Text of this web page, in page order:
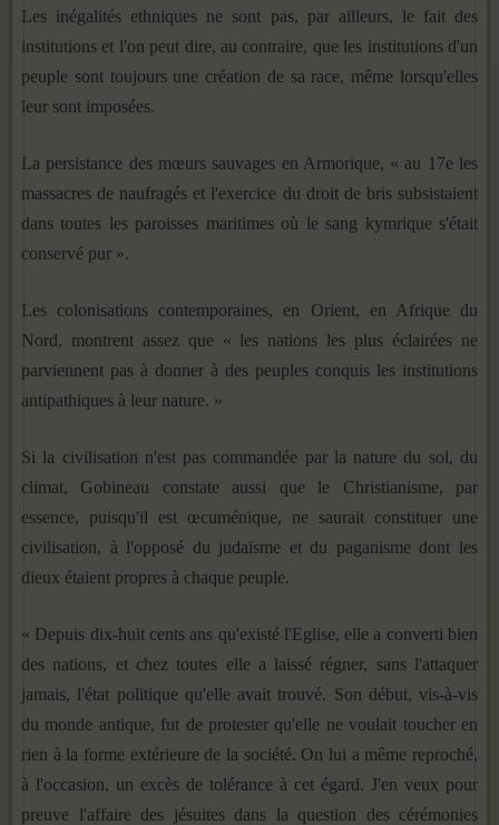
Les inégalités ethniques ne sont pas, par ailleurs, le fait des
institutions et l'on peut dire, au contraire, que les institutions d'un
peuple sont toujours une création de sa race, même lors­qu'elles
leur sont imposées.
La persistance des mœurs sauvages en Armorique, « au 17e les
massacres de naufragés et l'exercice du droit de bris sub­sistaient
dans toutes les paroisses maritimes où le sang kymrique s'était
conservé pur ».
Les colonisations contemporaines, en Orient, en Afrique du
Nord, montrent assez que « les nations les plus éclairées ne
parviennent pas à donner à des peuples conquis les institu­tions
antipathiques à leur nature. »
Si la civilisation n'est pas commandée par la nature du sol, du
climat, Gobineau constate aussi que le Christianisme, par
essence, puisqu'il est œcuménique, ne saurait constituer une
civilisation, à l'opposé du judaïsme et du paganisme dont les
dieux étaient propres à chaque peuple.
« Depuis dix-huit cents ans qu'existé l'Eglise, elle a converti bien
des nations, et chez toutes elle a laissé régner, sans l'atta­quer
jamais, l'état politique qu'elle avait trouvé. Son début, vis-à-vis
du monde antique, fut de protester qu'elle ne voulait toucher en
rien à la forme extérieure de la société. On lui a même reproché,
à l'occasion, un excès de tolérance à cet égard. J'en veux pour
preuve l'affaire des jésuites dans la question des cérémonies